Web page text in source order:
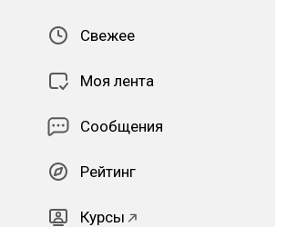
Свежее
Моя лента
Сообщения
Рейтинг
Курсы